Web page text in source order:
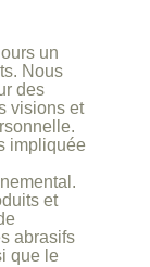
un
Nous
des
visions et
impliquée
et
abrasifs
que le